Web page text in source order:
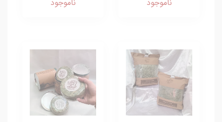
ناموجود ناموجود